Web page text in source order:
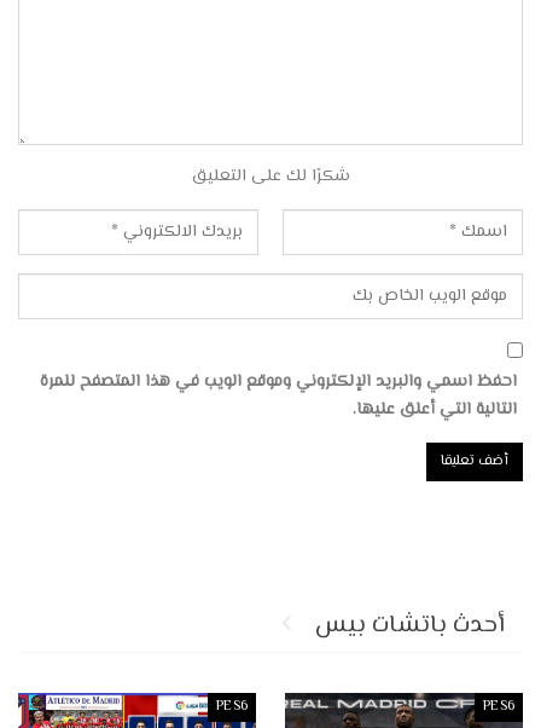
شكرًا لك على التعليق
احفظ اسمي والبريد الإلكتروني وموقع الويب في هذا المتصفح للمرة
التالية التي أعلق عليها.
أحدث باتشات بيس
PES6
PES6